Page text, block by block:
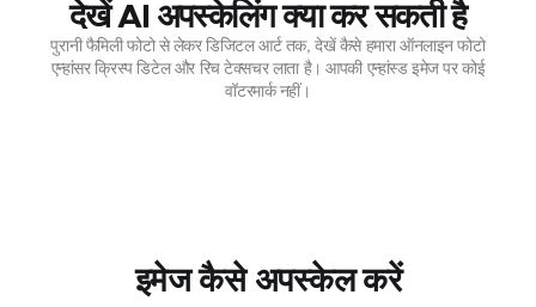
देखें AI अपस्केलिंग क्या कर सकती है
पुरानी फैमिली फोटो से लेकर डिजिटल आर्ट तक, देखें कैसे हमारा ऑनलाइन फोटो
एन्हांसर क्रिस्प डिटेल और रिच टेक्सचर लाता है। आपकी एन्हांस्ड इमेज पर कोई
वॉटरमार्क नहीं।
इमेज कैसे अपस्केल करें